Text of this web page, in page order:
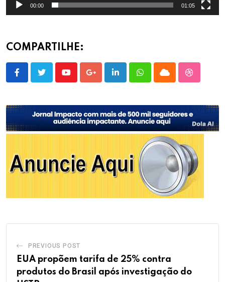
00:00 01:05
COMPARTILHE:
YoutubeGoogle+LinkedInWhatsappCloud
PREVIOUS POST
EUA propõem tarifa de 25% contra
produtos do Brasil após investigação do